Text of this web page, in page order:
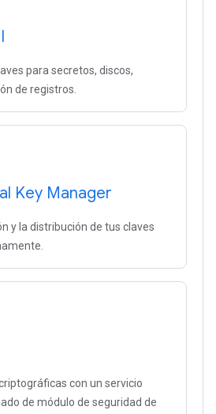
para secretos, discos,
de registros.
Key Manager
y la distribución de tus claves
con un servicio
de módulo de seguridad de